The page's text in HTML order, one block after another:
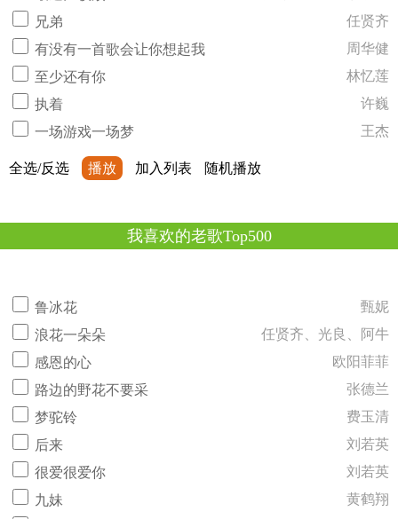
兄弟
任贤齐
有没有一首歌会让你想起我
周华健
至少还有你
林忆莲
执着
许巍
一场游戏一场梦
王杰
全选/反选 播放 加入列表 随机播放
我喜欢的老歌Top500
鲁冰花
甄妮
浪花一朵朵
任贤齐、光良、阿牛
感恩的心
欧阳菲菲
路边的野花不要采
张德兰
梦驼铃
费玉清
后来
刘若英
很爱很爱你
刘若英
九妹
黄鹤翔